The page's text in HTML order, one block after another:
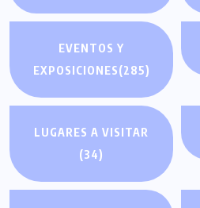
EVENTOS Y
EXPOSICIONES(285)
LUGARES A VISITAR
(34)